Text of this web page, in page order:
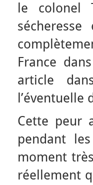
le colonel
France
article
Cette peur
pendant
moment
réellement